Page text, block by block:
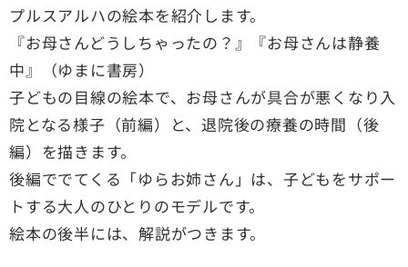
プルスアルハの絵本を紹介します。
『お母さんどうしちゃったの？』『お母さんは静養
中』（ゆまに書房）
子どもの目線の絵本で、お母さんが具合が悪くなり入
院となる様子（前編）と、退院後の療養の時間（後
編）を描きます。
後編ででてくる「ゆらお姉さん」は、子どもをサポー
トする大人のひとりのモデルです。
絵本の後半には、解説がつきます。